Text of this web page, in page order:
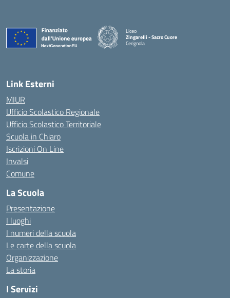
Liceo
Zingarelli - Sacro Cuore
Cerignola
— Visita la pagina iniziale della scuola
Link Esterni
MIUR
Ufficio Scolastico Regionale
Ufficio Scolastico Territoriale
Scuola in Chiaro
Iscrizioni On Line
Invalsi
Comune
La Scuola
Presentazione
I luoghi
I numeri della scuola
Le carte della scuola
Organizzazione
La storia
I Servizi